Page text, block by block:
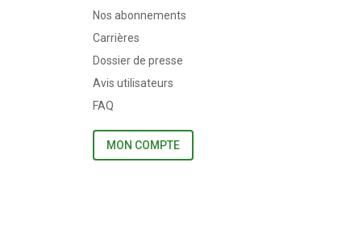
Nos abonnements
Carrières
Dossier de presse
Avis utilisateurs
FAQ
MON COMPTE